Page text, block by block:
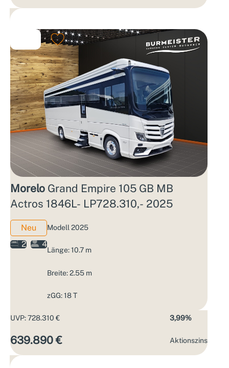
Morelo Grand Empire 105 GB MB
Actros 1846L- LP728.310,- 2025
Neu
2
4
Modell 2025
Länge: 10.7 m
Breite: 2.55 m
zGG: 18 T
UVP: 728.310 €
639.890 €
3,99%
Aktions­zins